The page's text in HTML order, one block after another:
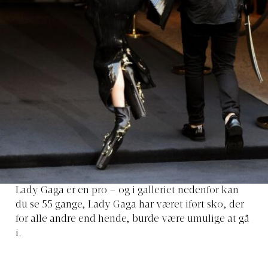
Lady Gaga er en pro – og i galleriet nedenfor kan
du se 55 gange, Lady Gaga har været iført sko, der
for alle andre end hende, burde være umulige at gå
i.